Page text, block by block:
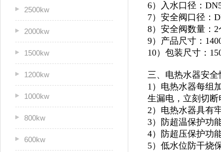
2500kw
2000kw
1500kw
1200kw
1000kw
800kw
600kw
6）入水口径：
7）安全阀口径：
8）安全阀数量：2
9）产品尺寸：
10）包装尺寸：
三、电热水器安全
1）电热水器每组
生漏电，立刻切
2）电热水器具有
3）防超温保护功
4）防超压保护功
5）低水位防干烧